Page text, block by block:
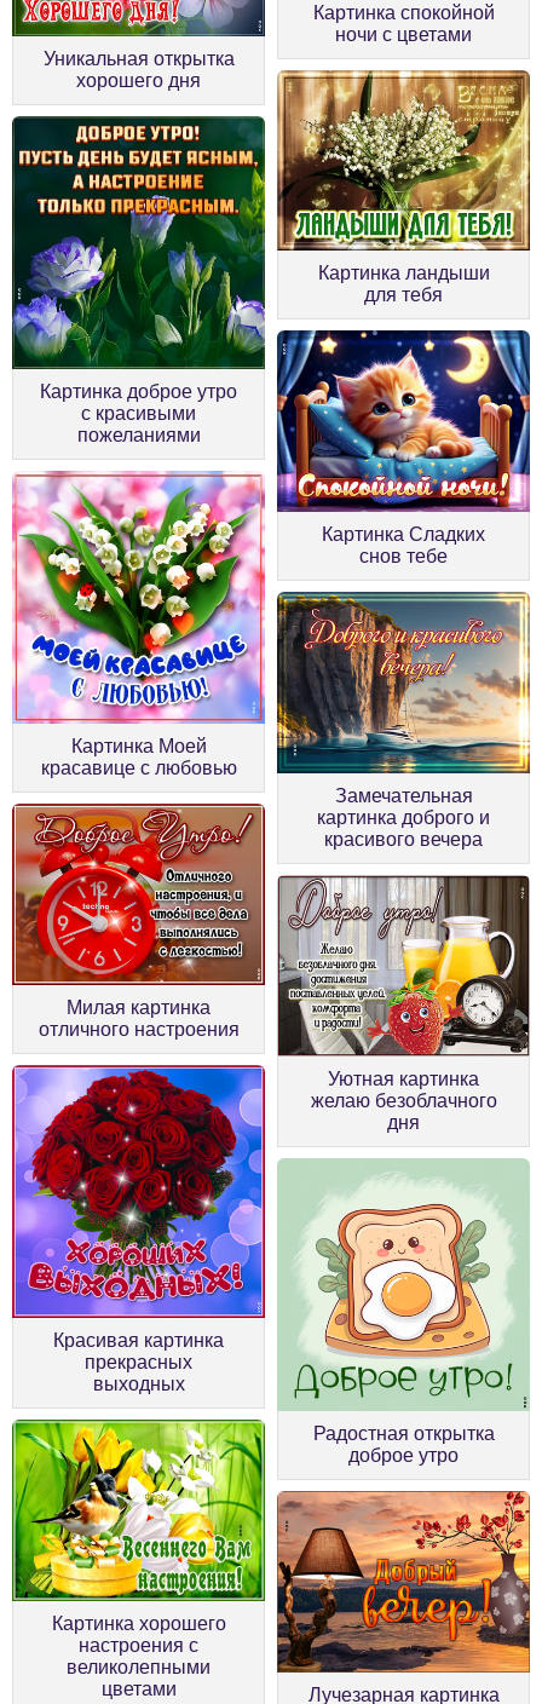
Картинка спокойной
ночи с цветами
Уникальная открытка
хорошего дня
Картинка ландыши
для тебя
Картинка доброе утро
с красивыми
пожеланиями
Картинка Сладких
снов тебе
Картинка Моей
красавице с любовью
Замечательная
картинка доброго и
красивого вечера
Милая картинка
отличного настроения
Уютная картинка
желаю безоблачного
дня
Красивая картинка
прекрасных
выходных
Радостная открытка
доброе утро
Картинка хорошего
настроения с
великолепными
цветами
Лучезарная картинка